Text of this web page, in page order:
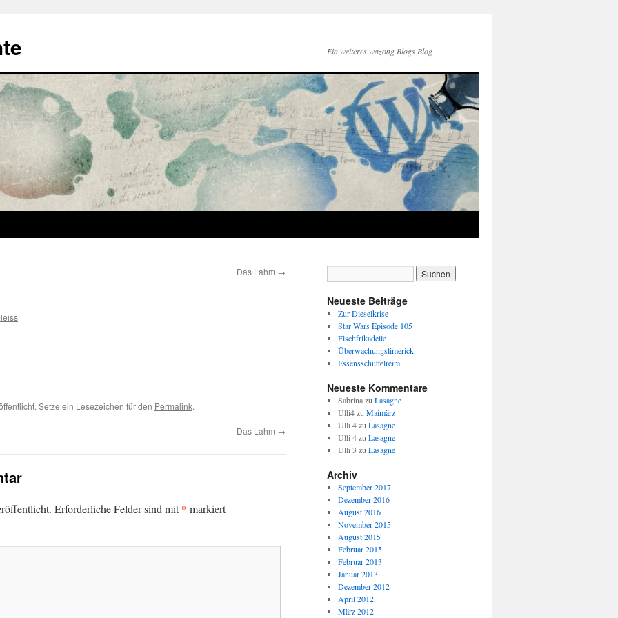
Ein weiteres wazong Blogs Blog
Das Lahm →
Setze ein Lesezeichen für den Permalink.
Das Lahm →
Erforderliche Felder sind mit* markiert
Neueste Beiträge
Zur Dieselkrise
Star Wars Episode 105
Fischfrikadelle
Überwachungslimerick
Essensschüttelreim
Neueste Kommentare
Sabrinazu Lasagne
Ulli4zu Maimärz
Ulli 4zu Lasagne
Ulli 4zu Lasagne
Ulli 3 zu Lasagne
Archiv
September 2017
Dezember 2016
August 2016
November 2015
August 2015
Februar 2015
Februar 2013
Januar 2013
Dezember 2012
April 2012
März 2012